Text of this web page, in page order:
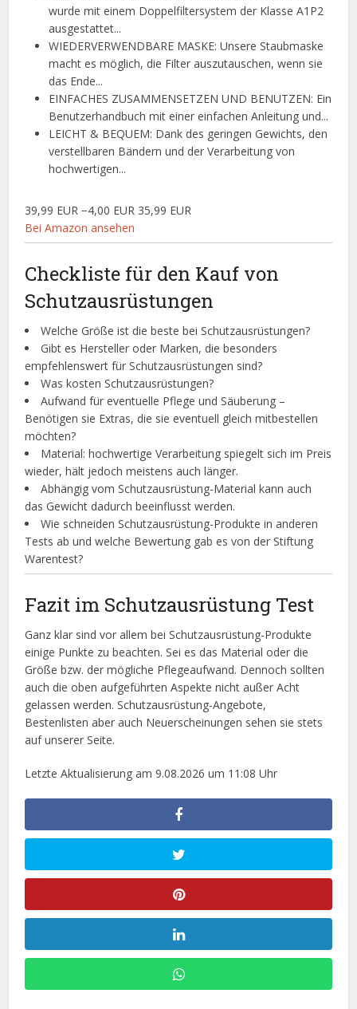
wurde mit einem Doppelfiltersystem der Klasse A1P2
ausgestattet...
WIEDERVERWENDBARE MASKE: Unsere Staubmaske
macht es möglich, die Filter auszutauschen, wenn sie
das Ende...
EINFACHES ZUSAMMENSETZEN UND BENUTZEN: Ein
Benutzerhandbuch mit einer einfachen Anleitung und...
LEICHT & BEQUEM: Dank des geringen Gewichts, den
verstellbaren Bändern und der Verarbeitung von
hochwertigen...
39,99 EUR −4,00 EUR 35,99 EUR
Bei Amazon ansehen
Checkliste für den Kauf von
Schutzausrüstungen
Welche Größe ist die beste bei Schutzausrüstungen?
Gibt es Hersteller oder Marken, die besonders
empfehlenswert für Schutzausrüstungen sind?
Was kosten Schutzausrüstungen?
Aufwand für eventuelle Pflege und Säuberung –
Benötigen sie Extras, die sie eventuell gleich mitbestellen
möchten?
Material: hochwertige Verarbeitung spiegelt sich im Preis
wieder, hält jedoch meistens auch länger.
Abhängig vom Schutzausrüstung-Material kann auch
das Gewicht dadurch beeinflusst werden.
Wie schneiden Schutzausrüstung-Produkte in anderen
Tests ab und welche Bewertung gab es von der Stiftung
Warentest?
Fazit im Schutzausrüstung Test
Ganz klar sind vor allem bei Schutzausrüstung-Produkte
einige Punkte zu beachten. Sei es das Material oder die
Größe bzw. der mögliche Pflegeaufwand. Dennoch sollten
auch die oben aufgeführten Aspekte nicht außer Acht
gelassen werden. Schutzausrüstung-Angebote,
Bestenlisten aber auch Neuerscheinungen sehen sie stets
auf unserer Seite.
Letzte Aktualisierung am 9.08.2026 um 11:08 Uhr